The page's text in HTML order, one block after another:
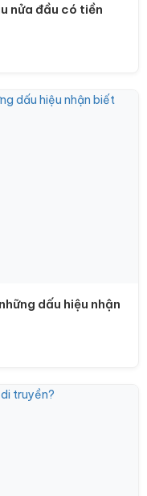
nửa đầu có tiền
dấu hiệu nhận